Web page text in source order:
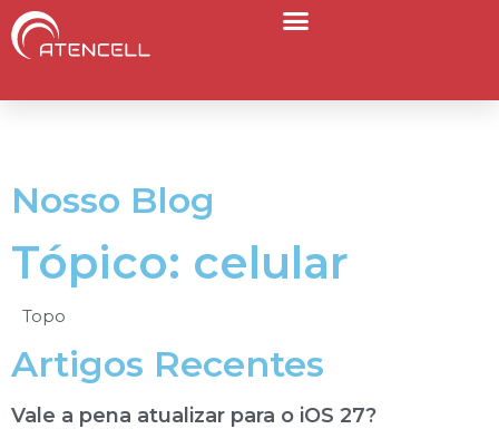
Nosso Blog
Tópico: celular
Topo
Artigos Recentes
Vale a pena atualizar para o iOS 27?